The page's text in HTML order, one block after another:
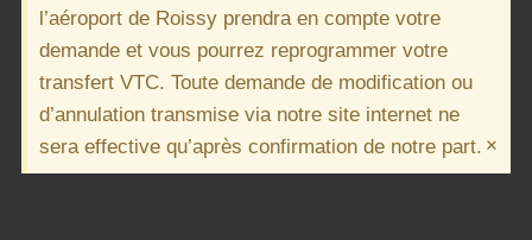
l’aéroport de Roissy prendra en compte votre
demande et vous pourrez reprogrammer votre
transfert VTC. Toute demande de modification ou
d’annulation transmise via notre site internet ne
sera effective qu’après confirmation de notre part. ×